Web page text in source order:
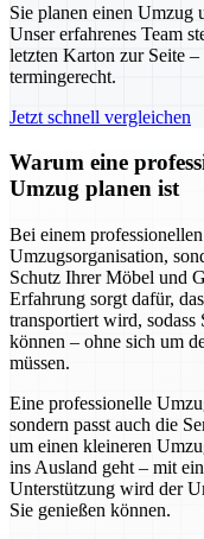
Sie planen einen Umzug
Unser erfahrenes Team
letzten Karton zur Seite
termingerecht.
Jetzt schnell vergleichen
Warum eine
Umzug planen ist
Bei einem
Umzugsorganisation,
Schutz Ihrer Möbel und
Erfahrung sorgt dafür,
transportiert wird, sodass
können – ohne sich um
müssen.
Eine professionelle
sondern passt auch die
um einen kleineren
ins Ausland geht – mit
Unterstützung wird der
Sie genießen können.